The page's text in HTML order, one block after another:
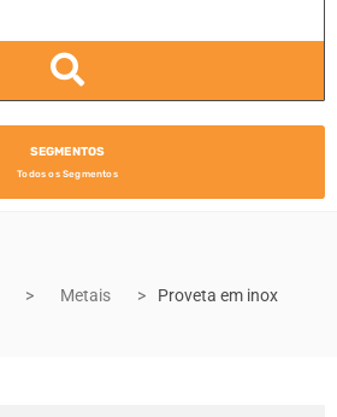
SEGMENTOS
Todos os Segmentos
Metais Proveta em inox